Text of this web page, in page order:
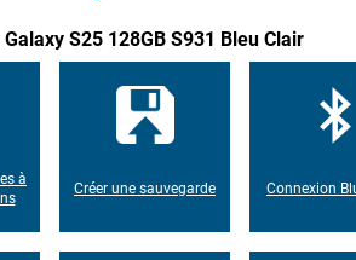
S25 128GB S931 Bleu Clair
à
Créer une sauvegarde Connexion